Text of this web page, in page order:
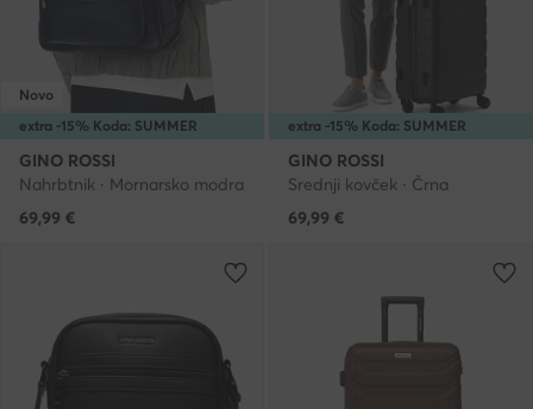
extra -15% Koda: SUMMER
Novo
GINO ROSSI
Nahrbtnik · Mornarsko modra
69,99 €
extra -15% Koda: SUMMER
GINO ROSSI
Srednji kovček · Črna
69,99 €